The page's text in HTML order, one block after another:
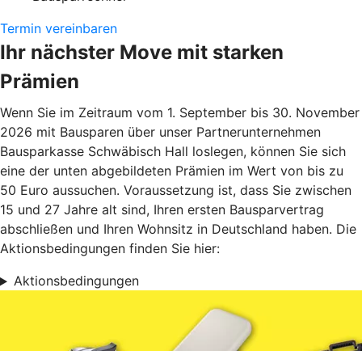
Termin vereinbaren
Ihr nächster Move mit starken
Prämien
Wenn Sie im Zeitraum vom 1. September bis 30. November
2026 mit Bausparen über unser Partnerunternehmen
Bausparkasse Schwäbisch Hall loslegen, können Sie sich
eine der unten abgebildeten Prämien im Wert von bis zu
50 Euro aussuchen. Voraussetzung ist, dass Sie zwischen
15 und 27 Jahre alt sind, Ihren ersten Bausparvertrag
abschließen und Ihren Wohnsitz in Deutschland haben. Die
Aktionsbedingungen finden Sie hier:
Aktionsbedingungen